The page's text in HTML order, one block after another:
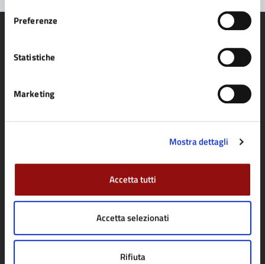
Preferenze
Statistiche
Marketing
Mostra dettagli
Accetta tutti
Accetta selezionati
Rifiuta
Enti e fondazioni
Personale amministrativo